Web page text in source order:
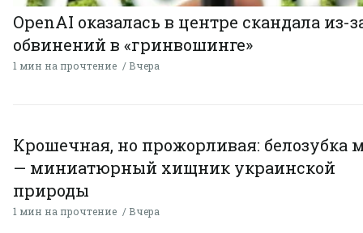
OpenAI оказалась в центре скандала из-
обвинений в «гринвошинге»
1 мин на прочтение Вчера
Крошечная, но прожорливая: белозубка
— миниатюрный хищник украинской
природы
1 мин на прочтение Вчера